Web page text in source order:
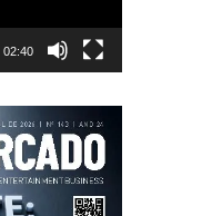
02:40